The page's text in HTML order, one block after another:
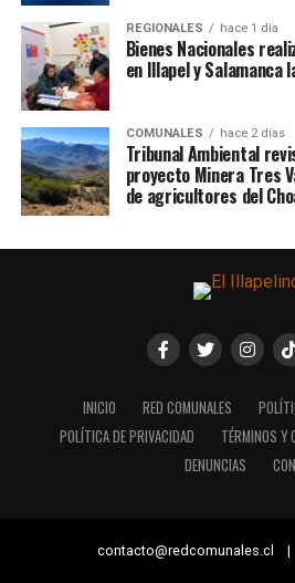
REGIONALES hace 1 día
Bienes Nacionales
en Illapel y Salamanca
COMUNALES hace 2 días
Tribunal Ambiental
proyecto Minera Tres
de agricultores del
INICIO RED COMUNALES
POLÍTICA DE PRIVACIDAD
TÉRMINOS Y
DENUNCIAS
contacto@redcomunales.cl